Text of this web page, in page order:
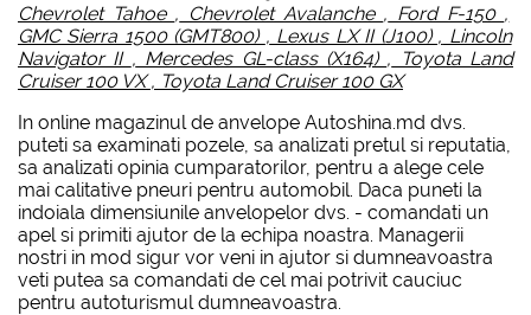
Chevrolet Tahoe , Chevrolet Avalanche , Ford F-150 ,
GMC Sierra 1500 (GMT800) , Lexus LX II (J100) , Lincoln
Navigator II , Mercedes GL-class (X164) , Toyota Land
Cruiser 100 VX, Toyota Land Cruiser 100 GX
In online magazinul de anvelope Autoshina.md dvs.
puteti sa examinati pozele, sa analizati pretul si reputatia,
sa analizati opinia cumparatorilor, pentru a alege cele
mai calitative pneuri pentru automobil. Daca puneti la
indoiala dimensiunile anvelopelor dvs. - comandati un
apel si primiti ajutor de la echipa noastra. Managerii
nostri in mod sigur vor veni in ajutor si dumneavoastra
veti putea sa comandati de cel mai potrivit cauciuc
pentru autoturismul dumneavoastra.